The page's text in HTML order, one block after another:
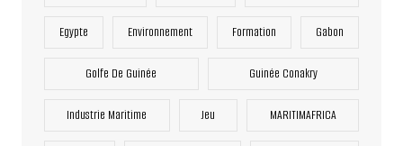
Egypte Environnement Formation Gabon
Golfe De Guinée Guinée Conakry
Industrie Maritime Jeu MARITIMAFRICA